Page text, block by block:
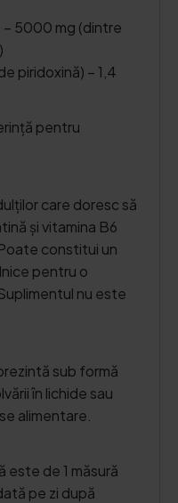
5000 mg (dintre
piridoxină) – 1,4
pentru
care doresc să
și vitamina B6
constitui un
pentru o
nu este
sub formă
în lichide sau
alimentare.
este de 1 măsură
pe zi după